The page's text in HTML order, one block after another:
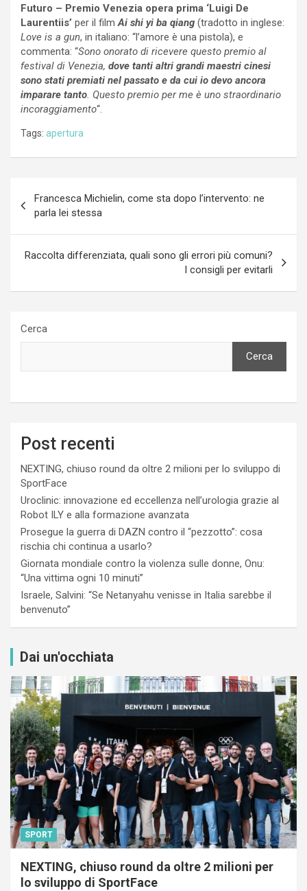
Futuro – Premio Venezia opera prima ‘Luigi De
Laurentiis’ per il filmAi shi yi ba qiang (tradotto in inglese:
Love is a gun, in italiano: “l’amore è una pistola), e
commenta: “Sono onorato di ricevere questo premio al
festival di Venezia, dove tanti altri grandi maestri cinesi
sono stati premiati nel passato e da cui io devo ancora
imparare tanto. Questo premio per me è uno straordinario
incoraggiamento“.
Tags: apertura
articoli
Francesca Michielin, come sta dopo l’intervento: ne
parla lei stessa
Raccolta differenziata, quali sono gli errori più comuni?
I consigli per evitarli
Cerca
Cerca
Post recenti
NEXTING, chiuso round da oltre 2 milioni per lo sviluppo di
SportFace
Uroclinic: innovazione ed eccellenza nell’urologia grazie al
Robot ILY e alla formazione avanzata
Prosegue la guerra di DAZN contro il “pezzotto”: cosa
rischia chi continua a usarlo?
Giornata mondiale contro la violenza sulle donne, Onu:
“Una vittima ogni 10 minuti”
Israele, Salvini: “Se Netanyahu venisse in Italia sarebbe il
benvenuto”
Dai un'occhiata
SPORT
NEXTING, chiuso round da oltre 2 milioni per
lo sviluppo di SportFace